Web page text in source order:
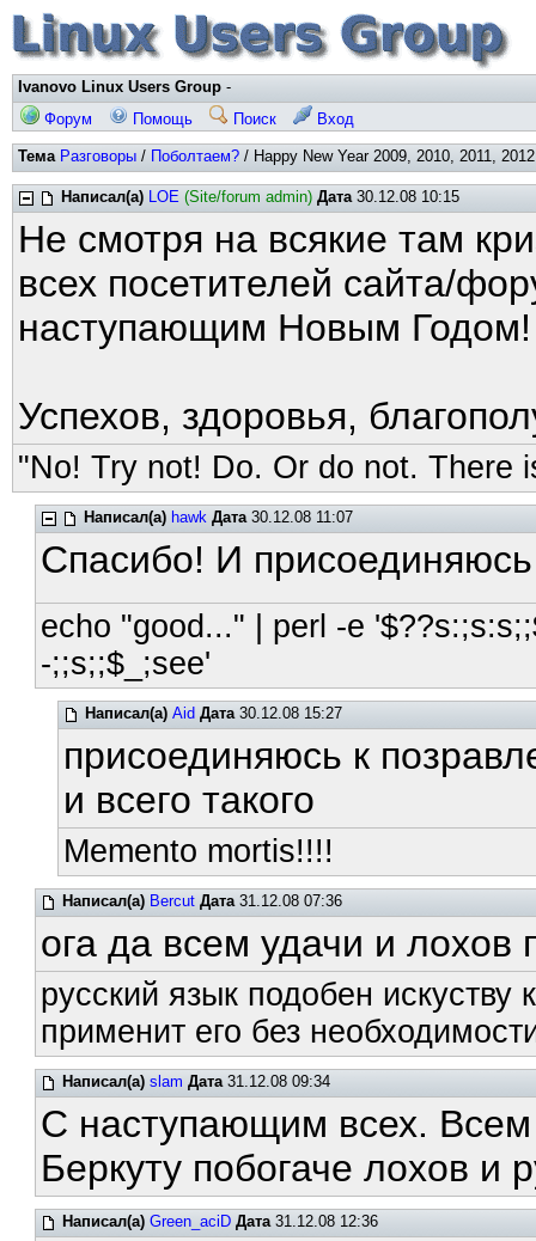
Ivanovo Linux Users Group -
Форум
Помощь Поиск Вход
Тема Разговоры / Поболтаем? / Happy New Year 2009, 2010, 2011,
Написал(а) LOE (Site/forum admin) Дата30.12.08 10:15
Не смотря на всякие там
всех посетителей сайта/
наступающим Новым Годом!
Успехов, здоровья,
"No! Try not! Do. Or do not. There
Написал(а) hawk Дата30.12.08 11:07
Спасибо! И
echo "good..." | perl -e
-;;s;;$_;see'
Написал(а) Aid Дата30.12.08 15:27
присоединяюсь к
и всего такого
Memento mortis!!!!
Написал(а) Bercut Дата31.12.08 07:36
ога да всем удачи и лохов
русский язык подобен
применит его без
Написал(а) slam Дата31.12.08 09:34
С наступающим всех. Всем
Беркуту побогаче лохов и
Написал(а) Green_aciD Дата31.12.08 12:36